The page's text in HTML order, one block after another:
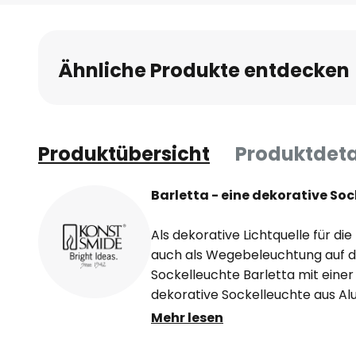
Bildgalerie
springen
Ähnliche Produkte entdecken
Produktübersicht
Barletta - eine dekorative
Als dekorative Lichtquelle für
auch als Wegebeleuchtung auf
Sockelleuchte Barletta mit einer
dekorative Sockelleuchte aus
satinierten Kunststoffschirm
Mehr lesen